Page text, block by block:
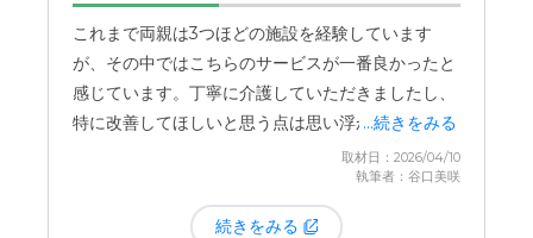
料金費用について
料金は超高額ではないものの、やはりそれなりの金額であ
るので、誰でもが入れる施設ではない。それだけに、ある
程度は、選ばれた人たちとなる。
これまで両親は3つほどの施設を経験しています
が、その中ではこちらのサービスが一番良かったと
感じています。丁寧に介護していただきましたし、
特に改善してほしいと思う点は思い浮かびません。
...続きをみる
取材日：2026/04/10
執筆者：谷口美咲
続きをみる